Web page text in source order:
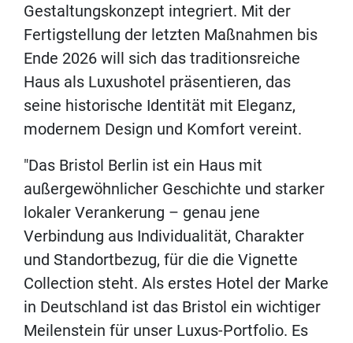
Gestaltungskonzept integriert. Mit der
Fertigstellung der letzten Maßnahmen bis
Ende 2026 will sich das traditionsreiche
Haus als Luxushotel präsentieren, das
seine historische Identität mit Eleganz,
modernem Design und Komfort vereint.
"Das Bristol Berlin ist ein Haus mit
außergewöhnlicher Geschichte und starker
lokaler Verankerung – genau jene
Verbindung aus Individualität, Charakter
und Standortbezug, für die die Vignette
Collection steht. Als erstes Hotel der Marke
in Deutschland ist das Bristol ein wichtiger
Meilenstein für unser Luxus-Portfolio. Es